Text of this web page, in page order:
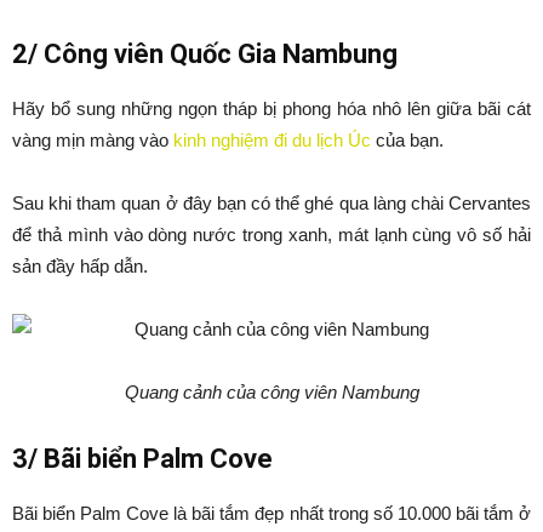
2/ Công viên Quốc Gia Nambung
Hãy bổ sung những ngọn tháp bị phong hóa nhô lên giữa bãi cát
vàng mịn màng vào kinh nghiệm đi du lịch Úc của bạn.
Sau khi tham quan ở đây bạn có thể ghé qua làng chài Cervantes
để thả mình vào dòng nước trong xanh, mát lạnh cùng vô số hải
sản đầy hấp dẫn.
Quang cảnh của công viên Nambung
3/ Bãi biển Palm Cove
Bãi biển Palm Cove là bãi tắm đẹp nhất trong số 10.000 bãi tắm ở